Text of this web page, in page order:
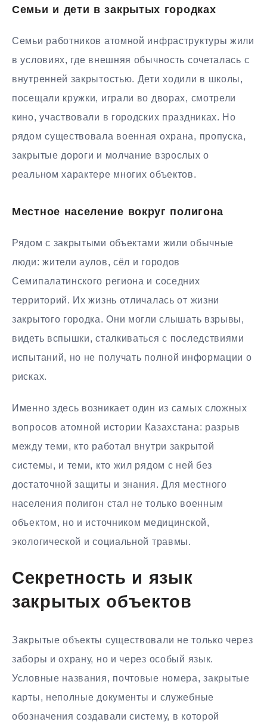
Семьи и дети в закрытых городках
Семьи работников атомной инфраструктуры жили
в условиях, где внешняя обычность сочеталась с
внутренней закрытостью. Дети ходили в школы,
посещали кружки, играли во дворах, смотрели
кино, участвовали в городских праздниках. Но
рядом существовала военная охрана, пропуска,
закрытые дороги и молчание взрослых о
реальном характере многих объектов.
Местное население вокруг полигона
Рядом с закрытыми объектами жили обычные
люди: жители аулов, сёл и городов
Семипалатинского региона и соседних
территорий. Их жизнь отличалась от жизни
закрытого городка. Они могли слышать взрывы,
видеть вспышки, сталкиваться с последствиями
испытаний, но не получать полной информации о
рисках.
Именно здесь возникает один из самых сложных
вопросов атомной истории Казахстана: разрыв
между теми, кто работал внутри закрытой
системы, и теми, кто жил рядом с ней без
достаточной защиты и знания. Для местного
населения полигон стал не только военным
объектом, но и источником медицинской,
экологической и социальной травмы.
Секретность и язык
закрытых объектов
Закрытые объекты существовали не только через
заборы и охрану, но и через особый язык.
Условные названия, почтовые номера, закрытые
карты, неполные документы и служебные
обозначения создавали систему, в которой